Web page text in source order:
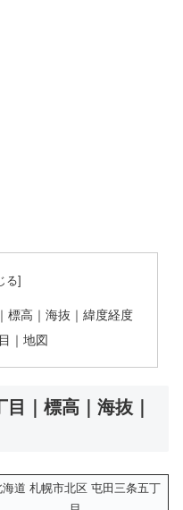
標高｜海抜｜緯度経度
｜地図
｜標高｜海抜｜
海道 札幌市北区 屯田三条五丁